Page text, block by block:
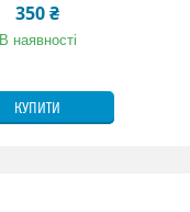
350 ₴
В наявності
КУПИТИ